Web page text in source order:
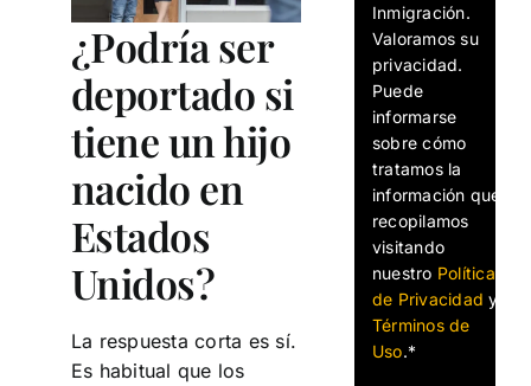
¿Podría ser
deportado si
tiene un hijo
nacido en
Estados
Unidos?
La respuesta corta es sí.
Es habitual que los
Inmigración.
Valoramos su
privacidad.
Puede
informarse
sobre cómo
tratamos la
información que
recopilamos
visitando
nuestro Política
de Privacidad y
Términos de
Uso.*